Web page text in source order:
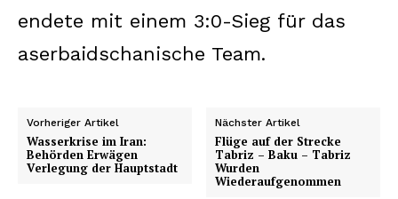
endete mit einem 3:0-Sieg für das
aserbaidschanische Team.
Vorheriger Artikel
Wasserkrise im Iran:
Behörden Erwägen
Verlegung der Hauptstadt
Nächster Artikel
Flüge auf der Strecke
Tabriz – Baku – Tabriz
Wurden
Wiederaufgenommen